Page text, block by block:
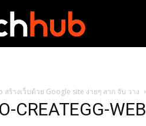
สร้างเว็บด้วย Google site ง่ายๆ ลาก จับ วาง
CREATEGG-WEB